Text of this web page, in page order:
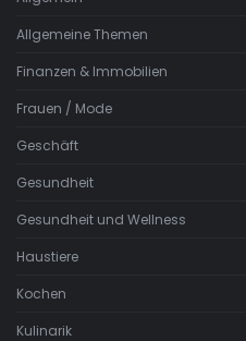
Allgemeine Themen
Finanzen & Immobilien
Frauen / Mode
Geschäft
Gesundheit
Gesundheit und Wellness
Haustiere
Kochen
Kulinarik